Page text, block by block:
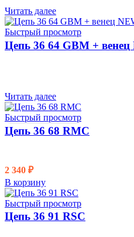
Читать далее
Быстрый просмотр
Цепь 36 64 GBM + венец
Читать далее
Быстрый просмотр
Цепь 36 68 RMC
2 340 ₽
В корзину
Быстрый просмотр
Цепь 36 91 RSC